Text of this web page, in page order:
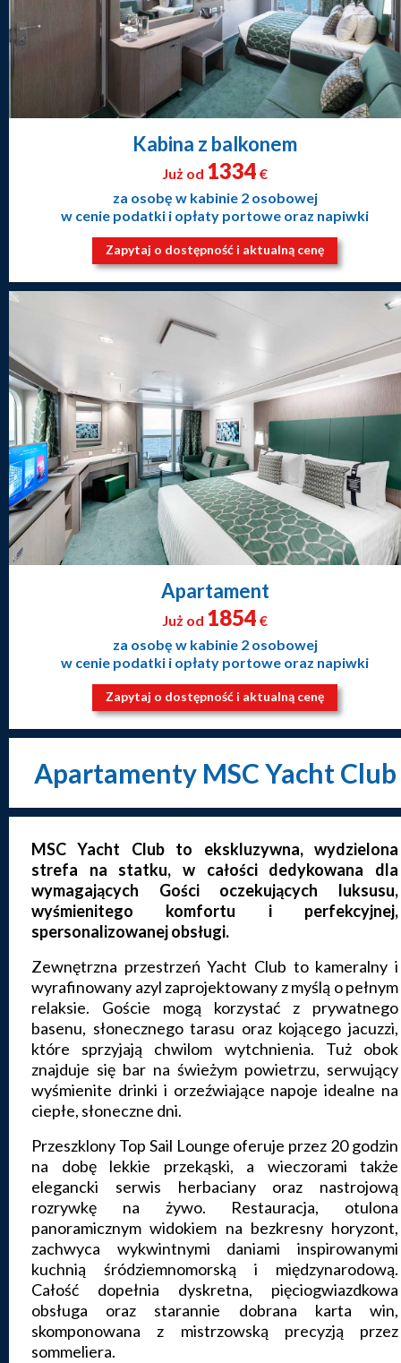
Kabina z balkonem
Już od 1334 €
za osobę w kabinie 2 osobowej
w cenie podatki i opłaty portowe oraz napiwki
Zapytaj o dostępność i aktualną cenę
Apartament
Już od 1854 €
za osobę w kabinie 2 osobowej
w cenie podatki i opłaty portowe oraz napiwki
Zapytaj o dostępność i aktualną cenę
Apartamenty MSC Yacht Club
MSC Yacht Club to ekskluzywna, wydzielona
strefa na statku, w całości dedykowana dla
wymagających Gości oczekujących luksusu,
wyśmienitego komfortu i perfekcyjnej,
spersonalizowanej obsługi.
Zewnętrzna przestrzeń Yacht Club to kameralny i
wyrafinowany azyl zaprojektowany z myślą o pełnym
relaksie. Goście mogą korzystać z prywatnego
basenu, słonecznego tarasu oraz kojącego jacuzzi,
które sprzyjają chwilom wytchnienia. Tuż obok
znajduje się bar na świeżym powietrzu, serwujący
wyśmienite drinki i orzeźwiające napoje idealne na
ciepłe, słoneczne dni.
Przeszklony Top Sail Lounge oferuje przez 20 godzin
na dobę lekkie przekąski, a wieczorami także
elegancki serwis herbaciany oraz nastrojową
rozrywkę na żywo. Restauracja, otulona
panoramicznym widokiem na bezkresny horyzont,
zachwyca wykwintnymi daniami inspirowanymi
kuchnią śródziemnomorską i międzynarodową.
Całość dopełnia dyskretna, pięciogwiazdkowa
obsługa oraz starannie dobrana karta win,
skomponowana z mistrzowską precyzją przez
sommeliera.